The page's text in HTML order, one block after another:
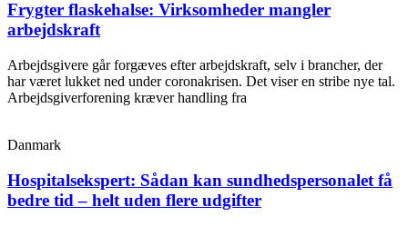
Frygter flaskehalse: Virksomheder mangler
arbejdskraft
Arbejdsgivere går forgæves efter arbejdskraft, selv i brancher, der
har været lukket ned under coronakrisen. Det viser en stribe nye tal.
Arbejdsgiverforening kræver handling fra
Danmark
Hospitalsekspert: Sådan kan sundhedspersonalet få
bedre tid – helt uden flere udgifter